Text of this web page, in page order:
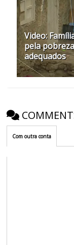
Video:
pela
adequados
Com outra conta